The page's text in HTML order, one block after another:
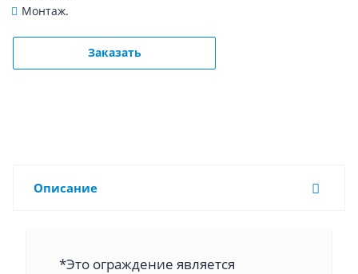
Монтаж.
Заказать
Описание
*Это ограждение является